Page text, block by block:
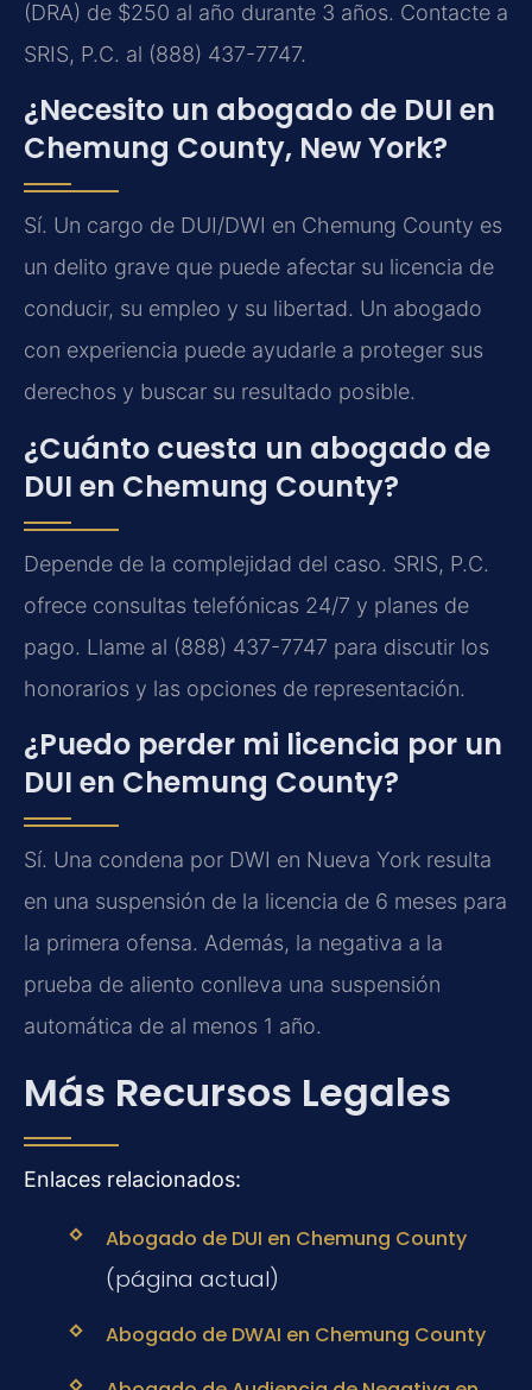
(DRA) de $250 al año durante 3 años. Contacte a
SRIS, P.C. al (888) 437-7747.
¿Necesito un abogado de DUI en
Chemung County, New York?
Sí. Un cargo de DUI/DWI en Chemung County es
un delito grave que puede afectar su licencia de
conducir, su empleo y su libertad. Un abogado
con experiencia puede ayudarle a proteger sus
derechos y buscar su resultado posible.
¿Cuánto cuesta un abogado de
DUI en Chemung County?
Depende de la complejidad del caso. SRIS, P.C.
ofrece consultas telefónicas 24/7 y planes de
pago. Llame al (888) 437-7747 para discutir los
honorarios y las opciones de representación.
¿Puedo perder mi licencia por un
DUI en Chemung County?
Sí. Una condena por DWI en Nueva York resulta
en una suspensión de la licencia de 6 meses para
la primera ofensa. Además, la negativa a la
prueba de aliento conlleva una suspensión
automática de al menos 1 año.
Más Recursos Legales
Enlaces relacionados:
Abogado de DUI en Chemung County
(página actual)
Abogado de DWAI en Chemung County